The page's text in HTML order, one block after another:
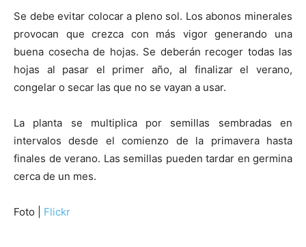
Se debe evitar colocar a pleno sol. Los abonos minerales
provocan que crezca con más vigor generando una
buena cosecha de hojas. Se deberán recoger todas las
hojas al pasar el primer año, al finalizar el verano,
congelar o secar las que no se vayan a usar.
La planta se multiplica por semillas sembradas en
intervalos desde el comienzo de la primavera hasta
finales de verano. Las semillas pueden tardar en germina
cerca de un mes.
Foto | Flickr